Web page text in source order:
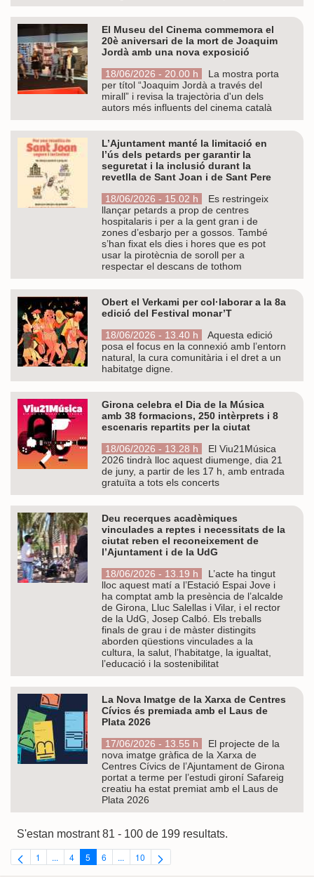
El Museu del Cinema commemora el
20è aniversari de la mort de Joaquim
Jordà amb una nova exposició
18/06/2026 - 20.00 h
La mostra porta
per títol “Joaquim Jordà a través del
mirall” i revisa la trajectòria d'un dels
autors més influents del cinema català
L’Ajuntament manté la limitació en
l’ús dels petards per garantir la
seguretat i la inclusió durant la
revetlla de Sant Joan i de Sant Pere
18/06/2026 - 15.02 h
Es restringeix
llançar petards a prop de centres
hospitalaris i per a la gent gran i de
zones d’esbarjo per a gossos. També
s’han fixat els dies i hores que es pot
usar la pirotècnia de soroll per a
respectar el descans de tothom
Obert el Verkami per col·laborar a la 8a
edició del Festival monar’T
18/06/2026 - 13.40 h
Aquesta edició
posa el focus en la connexió amb l’entorn
natural, la cura comunitària i el dret a un
habitatge digne.
Girona celebra el Dia de la Música
amb 38 formacions, 250 intèrprets i 8
escenaris repartits per la ciutat
18/06/2026 - 13.28 h
El Viu21Música
2026 tindrà lloc aquest diumenge, dia 21
de juny, a partir de les 17 h, amb entrada
gratuïta a tots els concerts
Deu recerques acadèmiques
vinculades a reptes i necessitats de la
ciutat reben el reconeixement de
l’Ajuntament i de la UdG
18/06/2026 - 13.19 h
L’acte ha tingut
lloc aquest matí a l’Estació Espai Jove i
ha comptat amb la presència de l’alcalde
de Girona, Lluc Salellas i Vilar, i el rector
de la UdG, Josep Calbó. Els treballs
finals de grau i de màster distingits
aborden qüestions vinculades a la
cultura, la salut, l’habitatge, la igualtat,
l’educació i la sostenibilitat
La Nova Imatge de la Xarxa de Centres
Cívics és premiada amb el Laus de
Plata 2026
17/06/2026 - 13.55 h
El projecte de la
nova imatge gràfica de la Xarxa de
Centres Cívics de l’Ajuntament de Girona
portat a terme per l’estudi gironí Safareig
creatiu ha estat premiat amb el Laus de
Plata 2026
S'estan mostrant 81 - 100 de 199 resultats.
Pàgina
1 ...Pàgines intermèdies Utilitzeu TAB per navegar.
Pàgina
4 Pàgina
5 Pàgina
6 ...Pàgines intermèdies Utilitzeu TAB per navegar.
Pàgina
10